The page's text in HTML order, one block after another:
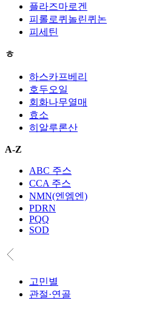
플라즈마로겐
피롤로퀴놀린퀴논
피세틴
ㅎ
하스카프베리
호두오일
회화나무열매
효소
히알루론산
A-Z
ABC 주스
CCA 주스
NMN(엔엠엔)
PDRN
PQQ
SOD
고민별
관절·연골